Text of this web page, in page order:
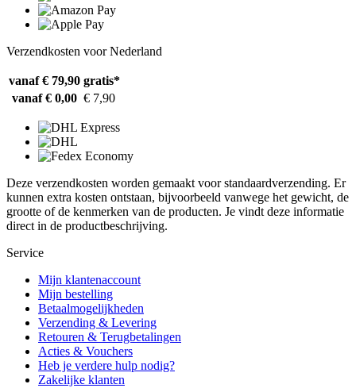
Verzendkosten voor Nederland
vanaf € 79,90 gratis*
vanaf € 0,00 € 7,90
Deze verzendkosten worden gemaakt voor standaardverzending. Er
kunnen extra kosten ontstaan, bijvoorbeeld vanwege het gewicht, de
grootte of de kenmerken van de producten. Je vindt deze informatie
direct in de productbeschrijving.
Service
Mijn klantenaccount
Mijn bestelling
Betaalmogelijkheden
Verzending & Levering
Retouren & Terugbetalingen
Acties & Vouchers
Heb je verdere hulp nodig?
Zakelijke klanten